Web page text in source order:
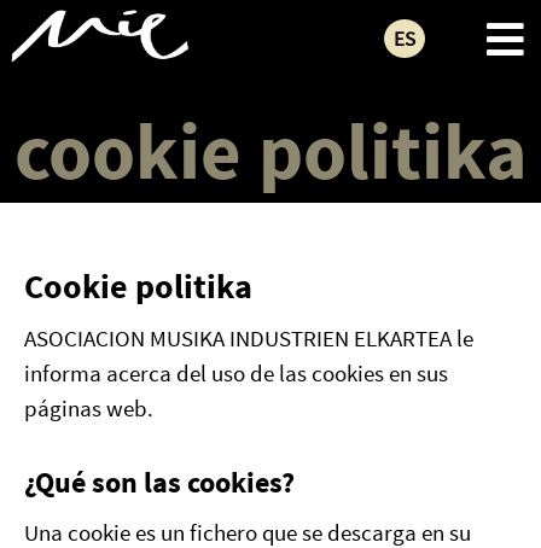
cookie politika
Cookie politika
ASOCIACION MUSIKA INDUSTRIEN ELKARTEA le
informa acerca del uso de las cookies en sus
páginas web.
¿Qué son las cookies?
Una cookie es un fichero que se descarga en su
ES